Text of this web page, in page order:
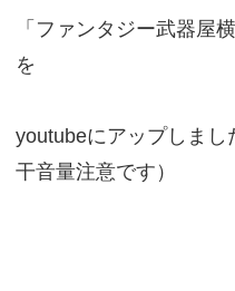
「ファンタジー武器屋
を
youtubeにアップしま
干音量注意です）